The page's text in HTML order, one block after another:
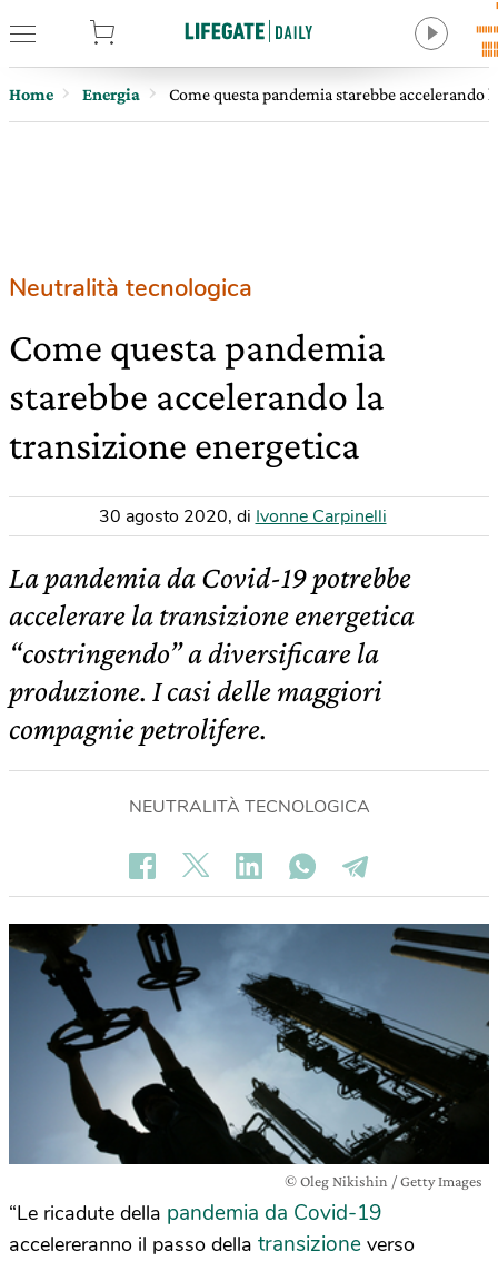
Home Energia Come questa pandemia starebbe accelerando
Neutralità tecnologica
Come questa pandemia
starebbe accelerando la
transizione energetica
30 agosto 2020, di Ivonne Carpinelli
La pandemia da Covid-19 potrebbe
accelerare la transizione energetica
“costringendo” a diversificare la
produzione. I casi delle maggiori
compagnie petrolifere.
NEUTRALITÀ TECNOLOGICA
© Oleg Nikishin / Getty Images
“Le ricadute della pandemia da Covid-19
accelereranno il passo della transizione verso